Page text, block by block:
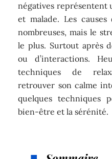
négatives représentent
et malade. Les
nombreuses, mais le
le plus. Surtout après
ou d’interactions.
techniques de
retrouver son calme
quelques techniques
bien-être et la sérénité.